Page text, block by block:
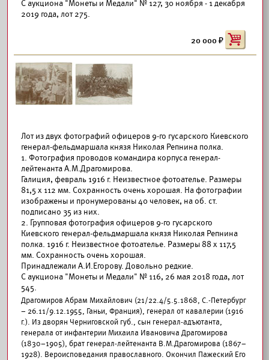
С аукциона "Монеты и Медали" № 127, 30 ноября - 1 декабря
2019 года, лот 275.
20 000
Лот из двух фотографий офицеров 9-го гусарского Киевского
генерал-фельдмаршала князя Николая Репнина полка.
1. Фотография проводов командира корпуса генерал-
лейтенанта А.М.Драгомирова.
Галиция, февраль 1916 г. Неизвестное фотоателье. Размеры
81,5 х 112 мм. Сохранность очень хорошая. На фотографии
изображены и пронумерованы 40 человек, на об. ст.
подписано 35 из них.
2. Групповая фотография офицеров 9-го гусарского
Киевского генерал-фельдмаршала князя Николая Репнина
полка. 1916 г. Неизвестное фотоателье. Размеры 88 х 117,5
мм. Сохранность очень хорошая.
Принадлежали А.И.Егорову. Довольно редкие.
С аукциона "Монеты и Медали" № 116, 26 мая 2018 года, лот
545.
Драгомиров Абрам Михайлович (21/22.4/5.5.1868, С.-Петербург
– 26.11/9.12.1955, Ганьи, Франция), генерал от кавалерии (1916
г.). Из дворян Черниговской губ., сын генерал-адъютанта,
генерала от инфантерии Михаила Ивановича Драгомирова
(1830–1905), брат генерал-лейтенанта В.М.Драгомирова (1867–
1928). Вероисповедания православного. Окончил Пажеский Его